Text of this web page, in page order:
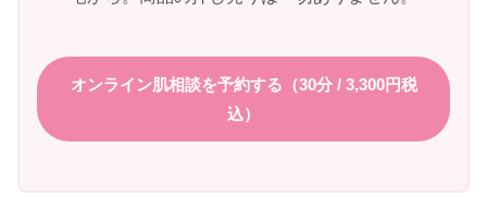
オンライン肌相談を予約する（30分 / 3,300円税
込）